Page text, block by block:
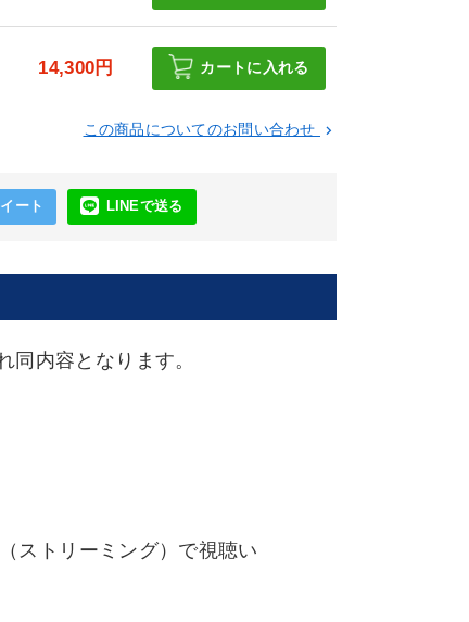
14,300円 カートに入れる
この商品についてのお問い合わせ keyboard_arrow_right
ート LINEで送る
内容となります。
ストリーミング）で視聴い